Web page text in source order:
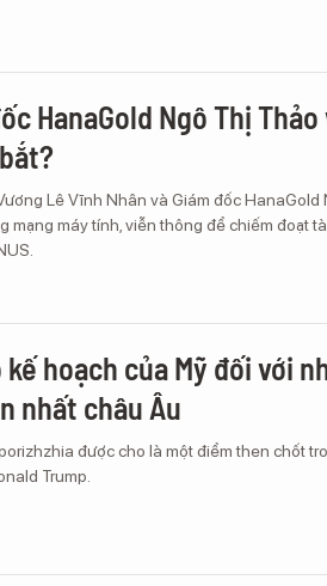
HanaGold Ngô Thị
Lê Vĩnh Nhân và Giám đốc HanaGold
mạng máy tính, viễn thông để chiếm đoạt
hoạch của Mỹ đối với
nhất châu Âu
được cho là một điểm then chốt
Trump.